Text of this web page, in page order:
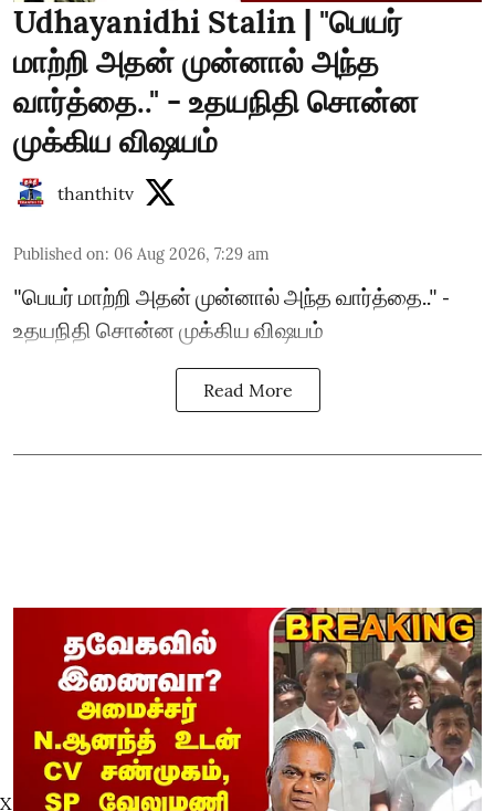
Udhayanidhi Stalin | "பெயர்
மாற்றி அதன் முன்னால் அந்த
வார்த்தை.." - உதயநிதி சொன்ன
முக்கிய விஷயம்
thanthitv
Published on: 06 Aug 2026, 7:29 am
"பெயர் மாற்றி அதன் முன்னால் அந்த வார்த்தை.." -
உதயநிதி சொன்ன முக்கிய விஷயம்
Read More
X